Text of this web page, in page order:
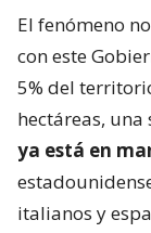
El fenómeno
con este
5% del
hectáreas,
ya está en
italianos y